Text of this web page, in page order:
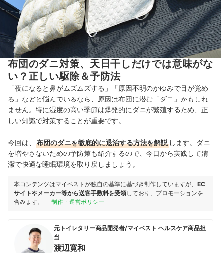
布団のダニ対策、天日干しだけでは意味がな
い？正しい駆除＆予防法
「夜になると鼻がムズムズする」「原因不明のかゆみで目が覚め
る」などと悩んでいるなら、原因は布団に潜む「ダニ」かもしれ
ません。特に湿度の高い季節は爆発的にダニが繁殖するため、正
しい知識で対策することが重要です。
今回は、 布団のダニを徹底的に退治する方法を解説 します。ダニ
を増やさないための予防策も紹介するので、今日から実践して清
潔で快適な睡眠環境を取り戻しましょう。
本コンテンツはマイベストが独自の基準に基づき制作していますが、 EC
サイトやメーカー等から送客手数料を受領しており、プロモーションを
含みます。
制作・運営ポリシー
元トイレタリー商品開発者/マイベスト ヘルスケア商品担
当
渡辺寛和